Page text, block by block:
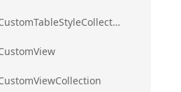
ig.excel.CustomTableStyleCollection